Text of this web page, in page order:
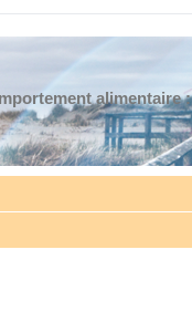
alimentaire :